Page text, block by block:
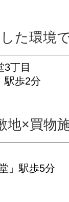
た環境
3丁目
駅歩2分
地×買物
」駅歩5分